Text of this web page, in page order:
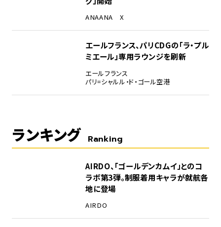
ANAANA X
エールフランス、パリCDGの「ラ・プル
ミエール」専用ラウンジを刷新
エールフランス
パリ=シャルル・ド・ゴール空港
ランキング Ranking
AIRDO、「ゴールデンカムイ」とのコ
ラボ第3弾。制服着用キャラが就航各
地に登場
AIRDO